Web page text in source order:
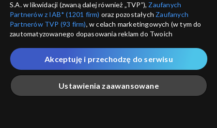
Okiem Wiary
17.01.2021
Okiem Wiary
10.01.2021
S.A. w likwidacji (zwaną dalej również „TVP”), Zaufanych
Partnerów z IAB* (1201 firm) oraz pozostałych Zaufanych
Partnerów TVP (93 firm), w celach marketingowych (w tym do
zautomatyzowanego dopasowania reklam do Twoich
które wskazujemy poniżej, a także zgody na udostępnianie
przez nas identyfikatora PPID do Google.
Twoje dane osobowe zbierane podczas odwiedzania przez
Ciebie naszych
poszczególnych serwisówzwanych dalej
„Portalem”, w tym informacje zapisywane za pomocą
Ustawienia zaawansowane
Akceptuję i przechodzę do serwisu